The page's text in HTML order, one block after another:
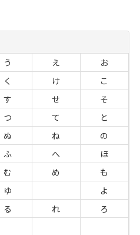
う え
お
く け
こ
す せ
そ
つ て
と
ぬ ね
の
ふ へ
ほ
む め
も
ゆ
よ
る れ
ろ